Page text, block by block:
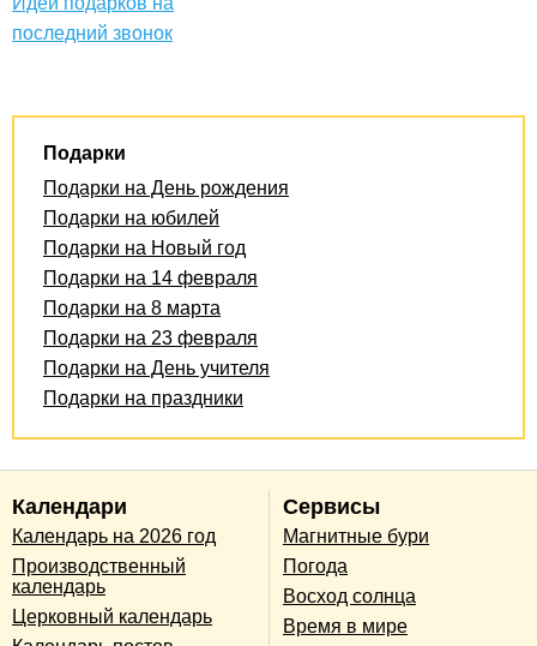
последний звонок
Подарки
Подарки на День рождения
Подарки на юбилей
Подарки на Новый год
Подарки на 14 февраля
Подарки на 8 марта
Подарки на 23 февраля
Подарки на День учителя
Подарки на праздники
Календари
Календарь на 2026 год
Производственный
календарь
Церковный календарь
Сервисы
Магнитные бури
Погода
Восход солнца
Время в мире